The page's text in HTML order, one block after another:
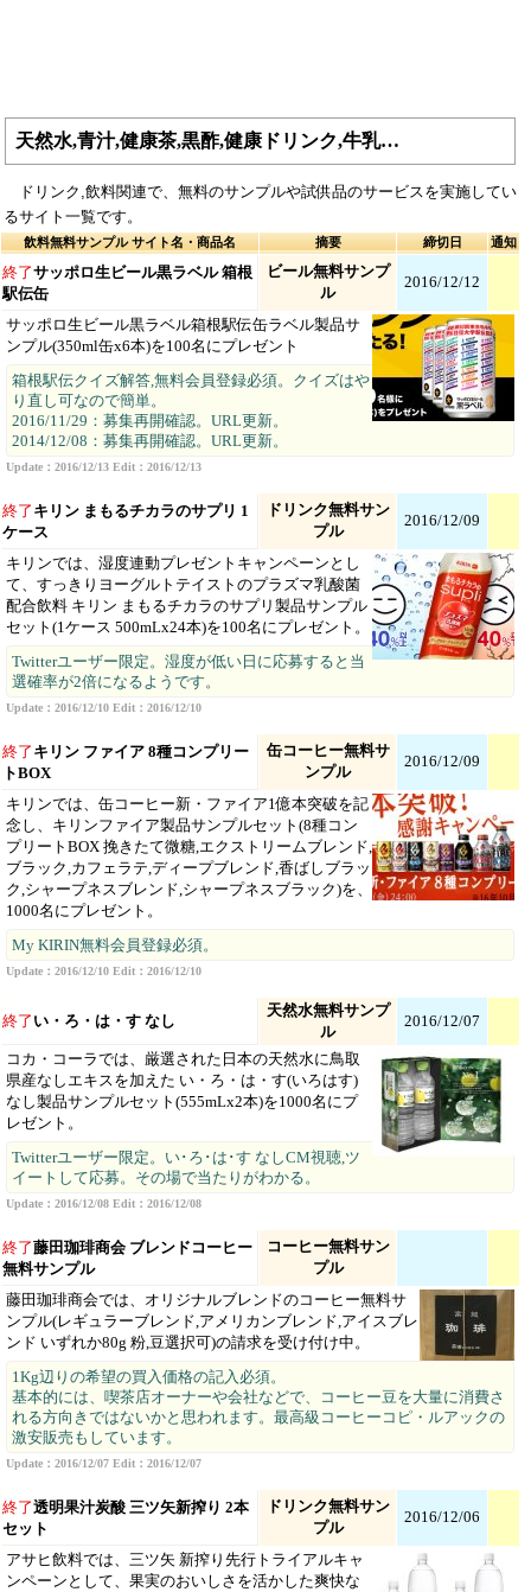
天然水,青汁,健康茶,黒酢,健康ドリンク,牛乳…
ドリンク,飲料関連で、無料のサンプルや試供品のサービスを実施してい
るサイト一覧です。
飲料無料サンプル サイト名・商品名 摘要 締切日 通知
終了サッポロ生ビール黒ラベル 箱根
駅伝缶
ビール無料サンプ
ル
2016/12/12
サッポロ生ビール黒ラベル箱根駅伝缶ラベル製品サ
ンプル(350ml缶x6本)を100名にプレゼント
箱根駅伝クイズ解答,無料会員登録必須。クイズはや
り直し可なので簡単。
2016/11/29：募集再開確認。URL更新。
2014/12/08：募集再開確認。URL更新。
Update：2016/12/13 Edit：2016/12/13
終了 キリン まもるチカラのサプリ 1
ケース
ドリンク無料サン
プル
2016/12/09
キリンでは、湿度連動プレゼントキャンペーンとし
て、すっきりヨーグルトテイストのプラズマ乳酸菌
配合飲料 キリン まもるチカラのサプリ製品サンプル
セット(1ケース 500mLx24本)を100名にプレゼント。
Twitterユーザー限定。湿度が低い日に応募すると当
選確率が2倍になるようです。
Update：2016/12/10 Edit：2016/12/10
終了 キリン ファイア 8種コンプリー
トBOX
缶コーヒー無料サ
ンプル
2016/12/09
キリンでは、缶コーヒー新・ファイア1億本突破を記
念し、キリンファイア製品サンプルセット(8種コン
プリートBOX 挽きたて微糖,エクストリームブレンド,
ブラック,カフェラテ,ディープブレンド,香ばしブラッ
ク,シャープネスブレンド,シャープネスブラック)を、
1000名にプレゼント。
My KIRIN無料会員登録必須。
Update：2016/12/10 Edit：2016/12/10
終了 い・ろ・は・す なし
天然水無料サンプ
ル
2016/12/07
コカ・コーラでは、厳選された日本の天然水に鳥取
県産なしエキスを加えた い・ろ・は・す(いろはす)
なし製品サンプルセット(555mLx2本)を1000名にプ
レゼント。
Twitterユーザー限定。い･ろ･は･す なしCM視聴,ツ
イートして応募。その場で当たりがわかる。
Update：2016/12/08 Edit：2016/12/08
終了藤田珈琲商会 ブレンドコーヒー
無料サンプル
コーヒー無料サン
プル
藤田珈琲商会では、オリジナルブレンドのコーヒー無料サ
ンプル(レギュラーブレンド,アメリカンブレンド,アイスブレ
ンド いずれか80g 粉,豆選択可)の請求を受け付け中。
1Kg辺りの希望の買入価格の記入必須。
基本的には、喫茶店オーナーや会社などで、コーヒー豆を大量に消費さ
れる方向きではないかと思われます。最高級コーヒーコピ・ルアックの
激安販売もしています。
Update：2016/12/07 Edit：2016/12/07
終了透明果汁炭酸 三ツ矢新搾り 2本
セット
ドリンク無料サン
プル
2016/12/06
アサヒ飲料では、三ツ矢 新搾り先行トライアルキャ
ンペーンとして、果実のおいしさを活かした爽快な